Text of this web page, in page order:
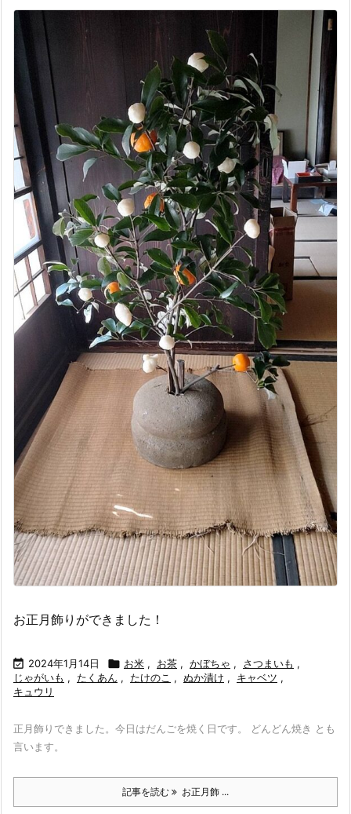
お正月飾りができました！
 2024年1月14日  お米 , お茶 , かぼちゃ , さつまいも ,
じゃがいも , たくあん , たけのこ , ぬか漬け , キャベツ ,
キュウリ
正月飾りできました。今日はだんごを焼く日です。 どんどん焼き とも
言います。
記事を読む お正月飾 ...